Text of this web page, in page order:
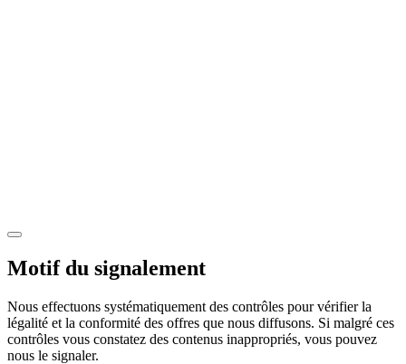
Motif du signalement
Nous effectuons systématiquement des contrôles pour vérifier la
légalité et la conformité des offres que nous diffusons. Si malgré ces
contrôles vous constatez des contenus inappropriés, vous pouvez
nous le signaler.